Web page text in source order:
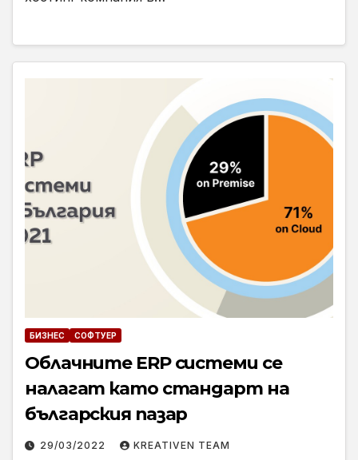
БИЗНЕС СОФТУЕР
Облачните ERP системи се
налагат като стандарт на
българския пазар
29/03/2022 KREATIVEN TEAM